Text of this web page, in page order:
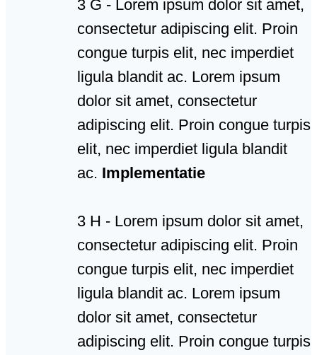
3 G - Lorem ipsum dolor sit amet,
consectetur adipiscing elit. Proin
congue turpis elit, nec imperdiet
ligula blandit ac. Lorem ipsum
dolor sit amet, consectetur
adipiscing elit. Proin congue turpis
elit, nec imperdiet ligula blandit
ac. Implementatie
3 H - Lorem ipsum dolor sit amet,
consectetur adipiscing elit. Proin
congue turpis elit, nec imperdiet
ligula blandit ac. Lorem ipsum
dolor sit amet, consectetur
adipiscing elit. Proin congue turpis